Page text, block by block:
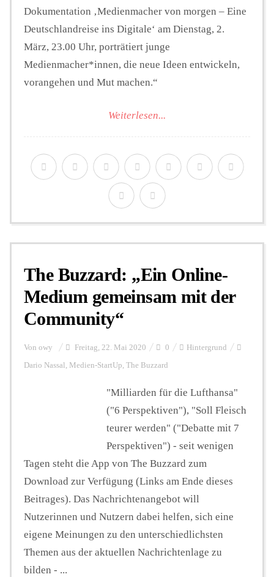
Dokumentation ‚Medienmacher von morgen – Eine
Deutschlandreise ins Digitale‘ am Dienstag, 2.
März, 23.00 Uhr, porträtiert junge
Medienmacher*innen, die neue Ideen entwickeln,
vorangehen und Mut machen.“
Weiterlesen...
The Buzzard: „Ein Online-
Medium gemeinsam mit der
Community“
Von owy Freitag, 22. Mai 2020 0 Hintergrund
Dario Nassal , Medien-StartUp, The Buzzard
"Milliarden für die Lufthansa"
("6 Perspektiven"), "Soll Fleisch
teurer werden" ("Debatte mit 7
Perspektiven") - seit wenigen
Tagen steht die App von The Buzzard zum
Download zur Verfügung (Links am Ende dieses
Beitrages). Das Nachrichtenangebot will
Nutzerinnen und Nutzern dabei helfen, sich eine
eigene Meinungen zu den unterschiedlichsten
Themen aus der aktuellen Nachrichtenlage zu
bilden - ...